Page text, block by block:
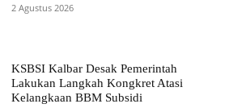
2 Agustus 2026
KSBSI Kalbar Desak Pemerintah
Lakukan Langkah Kongkret Atasi
Kelangkaan BBM Subsidi